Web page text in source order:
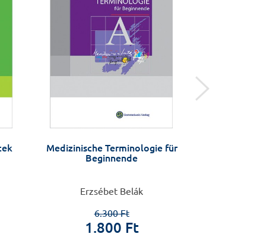
Medizinische Terminologie für
Beginnende
Erzsébet Belák
6.300 Ft
1.800 Ft